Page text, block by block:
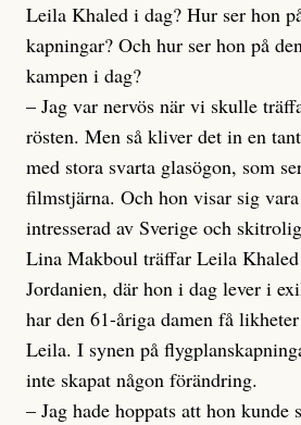
Leila Khaled i dag? Hur ser hon
kapningar? Och hur ser hon på
kampen i dag?
– Jag var nervös när vi skulle
rösten. Men så kliver det in en
med stora svarta glasögon, som
filmstjärna. Och hon visar sig
intresserad av Sverige och
Lina Makboul träffar Leila
Jordanien, där hon i dag lever i
har den 61-åriga damen få
Leila. I synen på
inte skapat någon förändring.
– Jag hade hoppats att hon kunde